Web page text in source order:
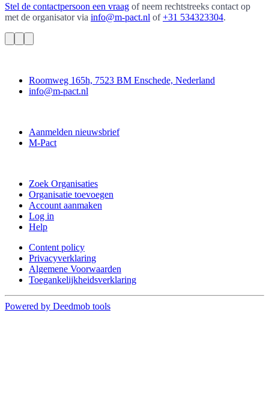
Stel de contactpersoon een vraag of neem rechtstreeks contact op
met de organisator via info@m-pact.nl of +31 534323304.
Roomweg 165h, 7523 BM Enschede, Nederland
info@m-pact.nl
Aanmelden nieuwsbrief
M-Pact
Zoek Organisaties
Organisatie toevoegen
Account aanmaken
Log in
Help
Content policy
Privacyverklaring
Algemene Voorwaarden
Toegankelijkheidsverklaring
Powered by Deedmob tools